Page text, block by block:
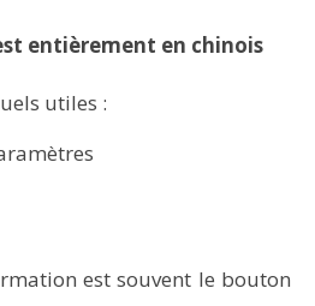
entièrement en chinois
utiles :
est souvent le bouton